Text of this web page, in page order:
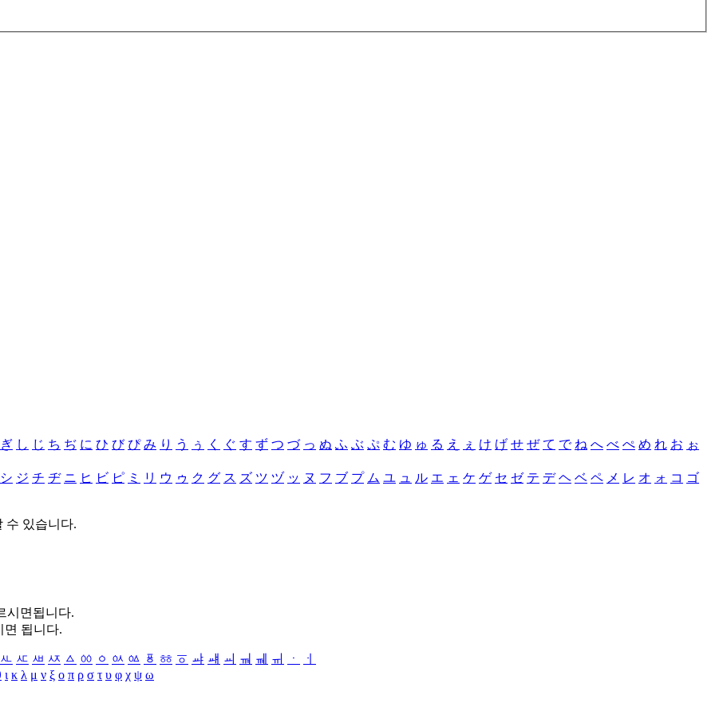
ぎ し じ ち ぢ に ひ び ぴ み り う ぅ く ぐ す ず つ づ っ ぬ ふ ぶ ぷ む ゆ ゅ る え ぇ け げ せ ぜ て で ね へ べ ぺ め れ お ぉ
シ ジ チ ヂ ニ ヒ ビ ピ ミ リ ウ ゥ ク グ ス ズ ツ ヅ ッ ヌ フ ブ プ ム ユ ュ ル エ ェ ケ ゲ セ ゼ テ デ ヘ ベ ペ メ レ オ ォ コ ゴ
수 있습니다.
시면됩니다.
면 됩니다.
ㅻ ㅼ ㅽ ㅾ ㅿ ㆀ ㆁ ㆂ ㆃ ㆄ ㆅ ㆆ ㆇ ㆈ ㆉ ㆊ ㆋ ㆌ ㆍ
ㆎ
ι κ λ μ ν ξ ο π ρ σ τ υ φ χ ψ ω